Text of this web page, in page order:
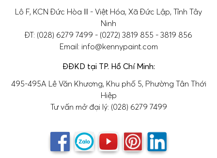
Lô F, KCN Đức Hòa III - Việt Hóa, Xã Đức Lập, Tỉnh Tây
Ninh
ĐT: (028) 6279 7499 - (0272) 3819 855 - 3819 856
Email: info@kennypaint.com
ĐĐKD tại TP. Hồ Chí Minh:
495-495A Lê Văn Khương, Khu phố 5, Phường Tân Thới
Hiệp
Tư vấn mở đại lý: (028) 6279 7499